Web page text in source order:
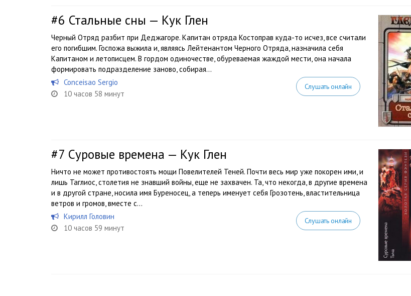
#6 Стальные сны — Кук Глен
Черный Отряд разбит при Деджагоре. Капитан отряда Костоправ куда-то исчез, все считали
его погибшим. Госпожа выжила и, являясь Лейтенантом Черного Отряда, назначила себя
Капитаном и летописцем. В гордом одиночестве, обуреваемая жаждой мести, она начала
формировать подразделение заново, собирая...
Conceisao Sergio
10 часов 58 минут
Слушать онлайн
#7 Суровые времена — Кук Глен
Ничто не может противостоять мощи Повелителей Теней. Почти весь мир уже покорен ими, и
лишь Таглиос, столетия не знавший войны, еще не захвачен. Та, что некогда, в другие времена
и в другой стране, носила имя Буреносец, а теперь именует себя Грозотень, властительница
ветров и громов, вместе с...
Кирилл Головин
10 часов 59 минут
Слушать онлайн